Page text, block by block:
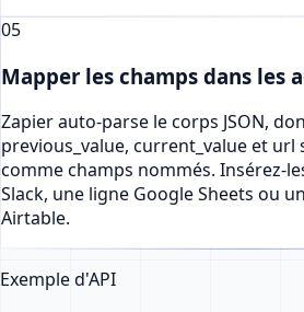
05
Mapper les champs dans les
Zapier auto-parse le corps JSON,
previous_value, current_value et url
comme champs nommés. Insérez-
Slack, une ligne Google Sheets ou
Airtable.
Exemple d'API